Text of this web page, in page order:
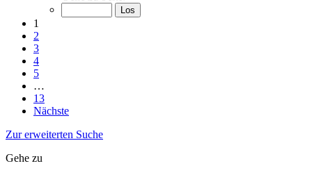
1
2
3
4
5
…
13
Nächste
Zur erweiterten Suche
Gehe zu